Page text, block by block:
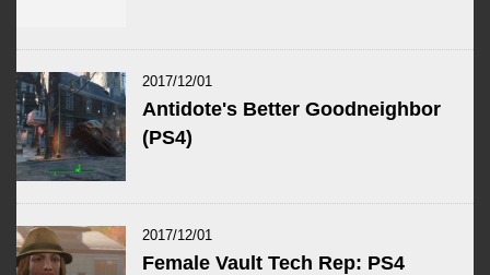
2017/12/01
Antidote's Better Goodneighbor
(PS4)
2017/12/01
Female Vault Tech Rep: PS4